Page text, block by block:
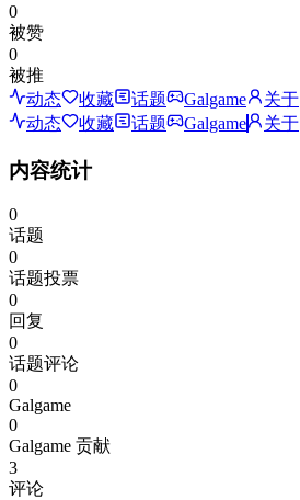
0
被赞
0
被推
动态
收藏 话题 Galgame
关于
动态
收藏 话题 Galgame 关于
内容统计
0
话题
0
话题投票
0
回复
0
话题评论
0
Galgame
0
Galgame 贡献
3
评论